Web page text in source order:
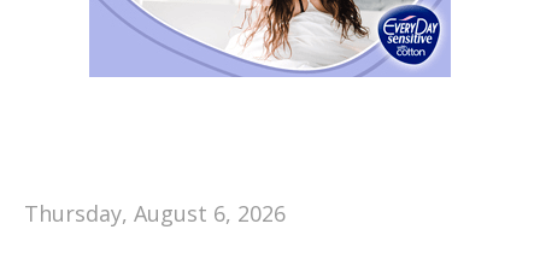
Thursday, August 6, 2026